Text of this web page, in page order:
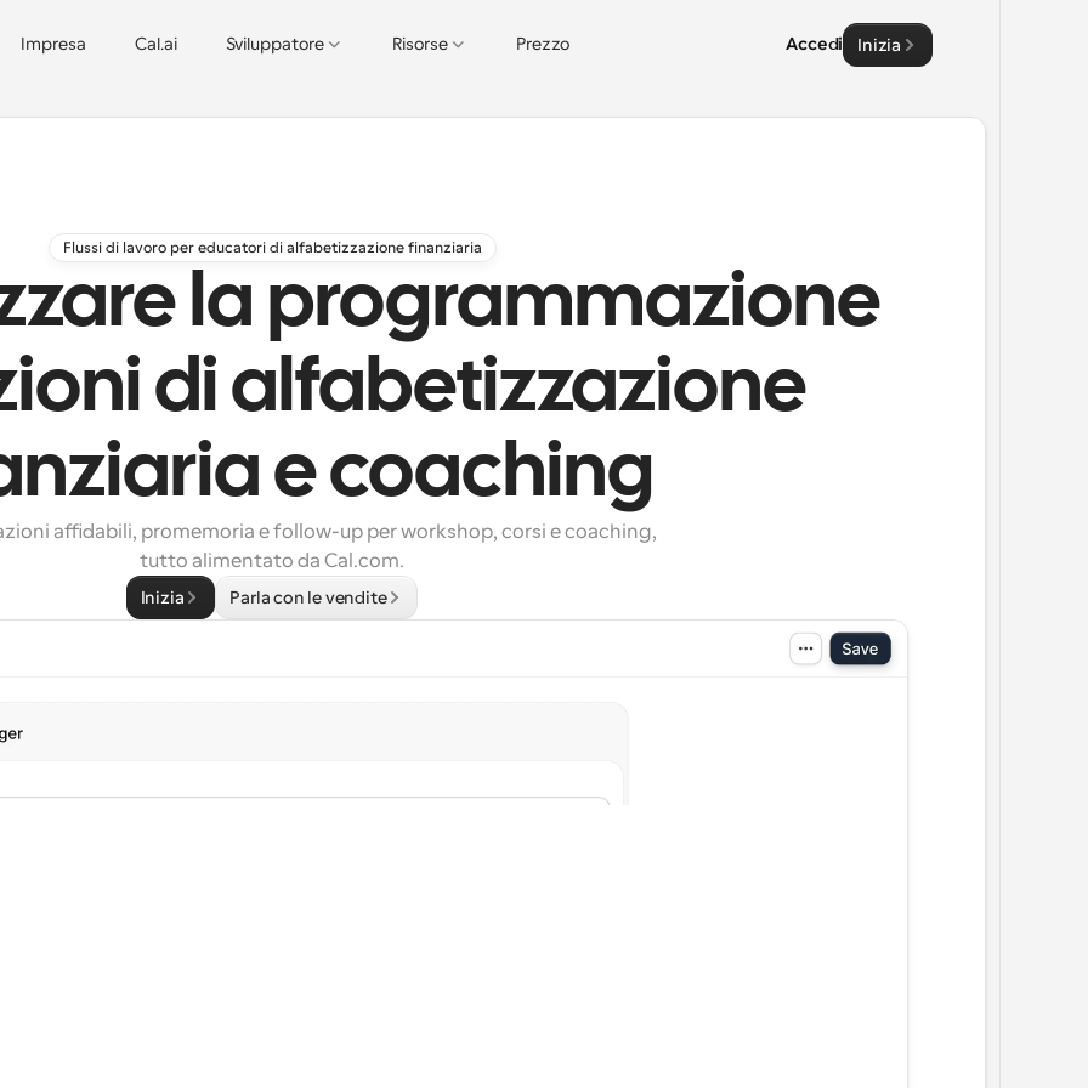
Impresa Cal.ai Sviluppatore Risorse Prezzo Accedi Inizia
Flussi di lavoro per educatori di alfabetizzazione finanziaria
la programmazione
di alfabetizzazione
e coaching
affidabili, promemoria e follow-up per workshop, corsi e coaching,
tutto alimentato da Cal.com.
Inizia Parla con le vendite